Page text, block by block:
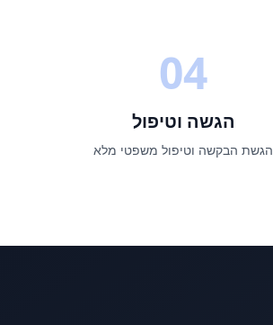
04
הגשה וטיפול
הגשת הבקשה וטיפול משפטי מלא